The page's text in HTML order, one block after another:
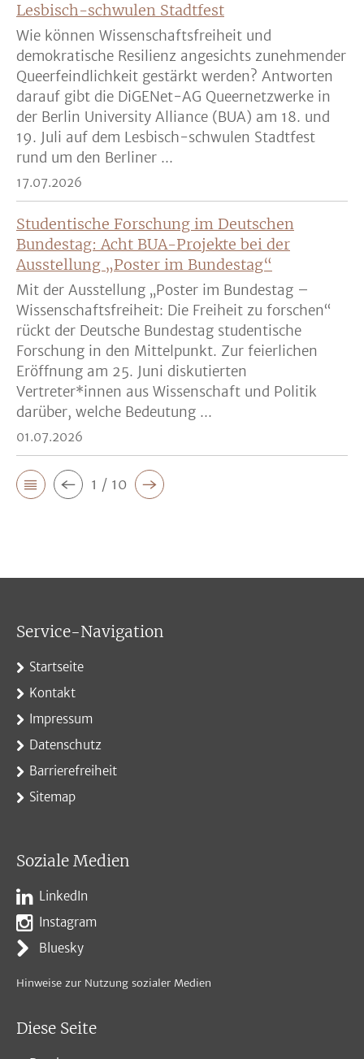
Lesbisch-schwulen Stadtfest
Wie können Wissenschaftsfreiheit und
demokratische Resilienz angesichts zunehmender
Queerfeindlichkeit gestärkt werden? Antworten
darauf gibt die DiGENet-AG Queernetzwerke in
der Berlin University Alliance (BUA) am 18. und
19. Juli auf dem Lesbisch-schwulen Stadtfest
rund um den Berliner ...
17.07.2026
Studentische Forschung im Deutschen
Bundestag: Acht BUA-Projekte bei der
Ausstellung „Poster im Bundestag“
Mit der Ausstellung „Poster im Bundestag –
Wissenschaftsfreiheit: Die Freiheit zu forschen“
rückt der Deutsche Bundestag studentische
Forschung in den Mittelpunkt. Zur feierlichen
Eröffnung am 25. Juni diskutierten
Vertreter*innen aus Wissenschaft und Politik
darüber, welche Bedeutung ...
01.07.2026
1 / 10
Service-Navigation
Startseite
Kontakt
Impressum
Datenschutz
Barrierefreiheit
Sitemap
Soziale Medien
LinkedIn
Instagram
Bluesky
Hinweise zur Nutzung sozialer Medien
Diese Seite